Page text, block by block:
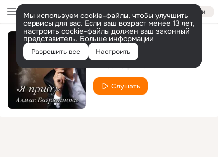
Войти
Мы используем cookie-файлы, чтобы улучшить
сервисы для вас. Если ваш возраст менее 13 лет,
настроить cookie-файлы должен ваш законный
представитель. Больше информации
Разрешить все Настроить
Жди
Слушать